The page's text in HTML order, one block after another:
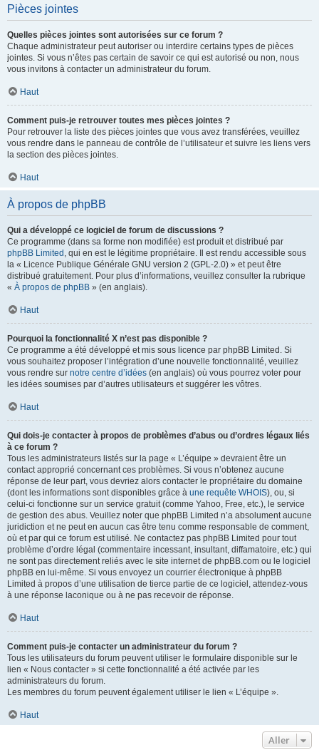
Pièces jointes
Quelles pièces jointes sont autorisées sur ce forum ?
Chaque administrateur peut autoriser ou interdire certains types de pièces
jointes. Si vous n’êtes pas certain de savoir ce qui est autorisé ou non, nous
vous invitons à contacter un administrateur du forum.
Haut
Comment puis-je retrouver toutes mes pièces jointes ?
Pour retrouver la liste des pièces jointes que vous avez transférées, veuillez
vous rendre dans le panneau de contrôle de l’utilisateur et suivre les liens vers
la section des pièces jointes.
Haut
À propos de phpBB
Qui a développé ce logiciel de forum de discussions ?
Ce programme (dans sa forme non modifiée) est produit et distribué par
phpBB Limited , qui en est le légitime propriétaire. Il est rendu accessible sous
la « Licence Publique Générale GNU version 2 (GPL-2.0) » et peut être
distribué gratuitement. Pour plus d’informations, veuillez consulter la rubrique
« À propos de phpBB » (en anglais).
Haut
Pourquoi la fonctionnalité X n’est pas disponible ?
Ce programme a été développé et mis sous licence par phpBB Limited. Si
vous souhaitez proposer l’intégration d’une nouvelle fonctionnalité, veuillez
vous rendre sur notre centre d’idées (en anglais) où vous pourrez voter pour
les idées soumises par d’autres utilisateurs et suggérer les vôtres.
Haut
Qui dois-je contacter à propos de problèmes d’abus ou d’ordres légaux liés
à ce forum ?
Tous les administrateurs listés sur la page « L’équipe » devraient être un
contact approprié concernant ces problèmes. Si vous n’obtenez aucune
réponse de leur part, vous devriez alors contacter le propriétaire du domaine
(dont les informations sont disponibles grâce à une requête WHOIS), ou, si
celui-ci fonctionne sur un service gratuit (comme Yahoo, Free, etc.), le service
de gestion des abus. Veuillez noter que phpBB Limited n’a absolument aucune
juridiction et ne peut en aucun cas être tenu comme responsable de comment,
où et par qui ce forum est utilisé. Ne contactez pas phpBB Limited pour tout
problème d’ordre légal (commentaire incessant, insultant, diffamatoire, etc.) qui
ne sont pas directement reliés avec le site internet de phpBB.com ou le logiciel
phpBB en lui-même. Si vous envoyez un courrier électronique à phpBB
Limited à propos d’une utilisation de tierce partie de ce logiciel, attendez-vous
à une réponse laconique ou à ne pas recevoir de réponse.
Haut
Comment puis-je contacter un administrateur du forum ?
Tous les utilisateurs du forum peuvent utiliser le formulaire disponible sur le
lien « Nous contacter » si cette fonctionnalité a été activée par les
administrateurs du forum.
Les membres du forum peuvent également utiliser le lien « L’équipe ».
Haut
Aller